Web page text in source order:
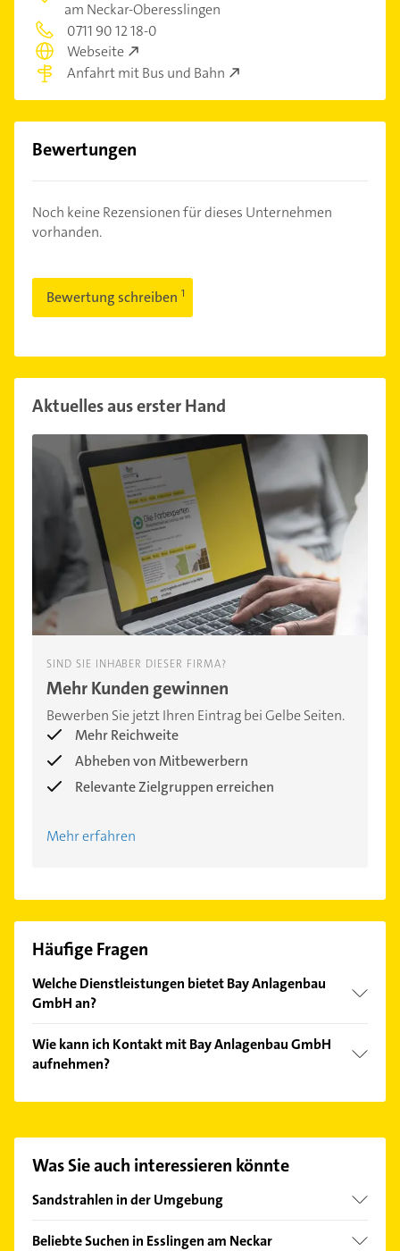
am Neckar-Oberesslingen
0711 90 12 18-0
Webseite
Anfahrt mit Bus und Bahn
Bewertungen
Noch keine Rezensionen für dieses Unternehmen
vorhanden.
Bewertung schreiben
Aktuelles aus erster Hand
SIND SIE INHABER DIESER FIRMA?
Mehr Kunden gewinnen
Bewerben Sie jetzt Ihren Eintrag bei Gelbe Seiten.
Mehr Reichweite
Abheben von Mitbewerbern
Relevante Zielgruppen erreichen
Mehr erfahren
Häufige Fragen
Welche Dienstleistungen bietet Bay Anlagenbau
GmbH an?
sandstrahlen, Spritztechnik, verzinken, Metall und
Metallspritztechnik.
Wie kann ich Kontakt mit Bay Anlagenbau GmbH
aufnehmen?
finden Sie alleKontaktdaten.
Was Sie auch interessieren könnte
Sandstrahlen in der Umgebung
Kernen im Remstal
Beliebte Suchen in Esslingen am Neckar